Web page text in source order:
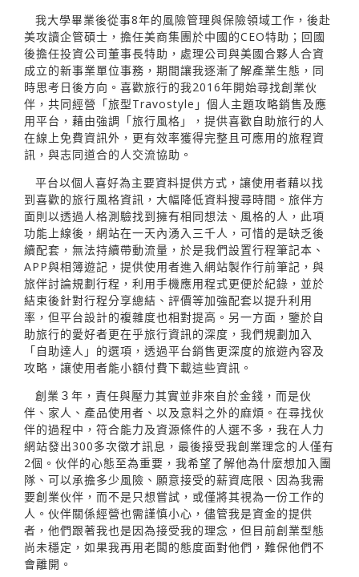
我大學畢業後從事8年的風險管理與保險領域工作，後赴
美攻讀企管碩士，擔任美商集團於中國的CEO特助；回國
後擔任投資公司董事長特助，處理公司與美國合夥人合資
成立的新事業單位事務，期間讓我逐漸了解產業生態，同
時思考日後方向。喜歡旅行的我2016年開始尋找創業伙
伴，共同經營「旅型Travostyle」個人主題攻略銷售及應
用平台，藉由強調「旅行風格」，提供喜歡自助旅行的人
在線上免費資訊外，更有效率獲得完整且可應用的旅程資
訊，與志同道合的人交流協助。
平台以個人喜好為主要資料提供方式，讓使用者藉以找
到喜歡的旅行風格資訊，大幅降低資料搜尋時間。旅伴方
面則以透過人格測驗找到擁有相同想法、風格的人，此項
功能上線後，網站在一天內湧入三千人，可惜的是缺乏後
續配套，無法持續帶動流量，於是我們設置行程筆記本、
APP與相簿遊記，提供使用者進入網站製作行前筆記，與
旅伴討論規劃行程，利用手機應用程式更便於紀錄，並於
結束後針對行程分享總結、評價等加強配套以提升利用
率，但平台設計的複雜度也相對提高。另一方面，鑒於自
助旅行的愛好者更在乎旅行資訊的深度，我們規劃加入
「自助達人」的選項，透過平台銷售更深度的旅遊內容及
攻略，讓使用者能小額付費下載這些資訊。
創業３年，責任與壓力其實並非來自於金錢，而是伙
伴、家人、產品使用者、以及意料之外的麻煩。在尋找伙
伴的過程中，符合能力及資源條件的人選不多，我在人力
網站發出300多次徵才訊息，最後接受我創業理念的人僅有
2個。伙伴的心態至為重要，我希望了解他為什麼想加入團
隊、可以承擔多少風險、願意接受的薪資底限、因為我需
要創業伙伴，而不是只想嘗試，或僅將其視為一份工作的
人。伙伴關係經營也需謹慎小心，儘管我是資金的提供
者，他們跟著我也是因為接受我的理念，但目前創業型態
尚未穩定，如果我再用老闆的態度面對他們，難保他們不
會離開。